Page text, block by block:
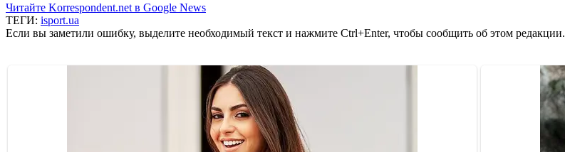
Читайте Korrespondent.net в Google News
ТЕГИ: isport.ua
Если вы заметили ошибку, выделите необходимый текст и нажмите Ctrl+Enter, чтобы сообщить об этом редакции.